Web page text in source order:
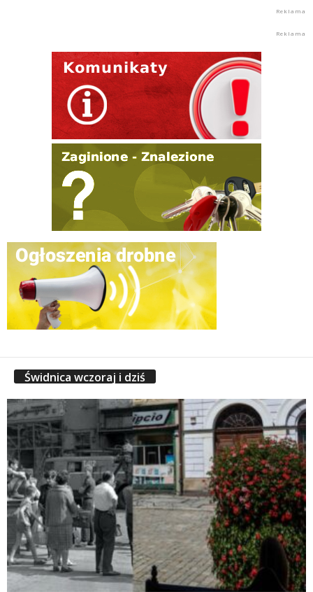
Świdnica wczoraj i dziś